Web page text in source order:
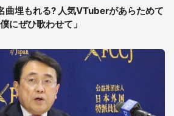
埋もれる? 人気VTuberがあらためて
にぜひ歌わせて」